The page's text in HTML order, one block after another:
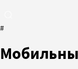
#